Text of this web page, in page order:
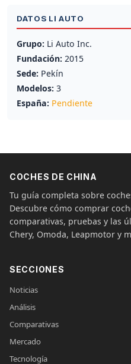
DATOS LI AUTO
Grupo: Li Auto Inc.
Fundación: 2015
Sede: Pekín
Modelos: 3
España: Pendiente
COCHES DE CHINA
Tu guía completa sobre
Descubre cómo comprar
comparativas, pruebas y las
Chery, Omoda, Leapmotor y
SECCIONES
Noticias
Análisis
Comparativas
Mercado
Tecnología